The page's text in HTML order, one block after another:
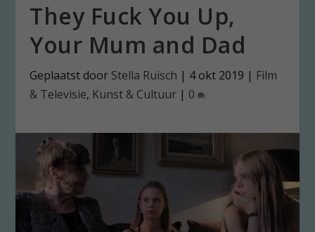
They Fuck You Up,
Your Mum and Dad
Geplaatst door Stella Ruisch | 4 okt 2019 | Film
& Televisie, Kunst & Cultuur | 0